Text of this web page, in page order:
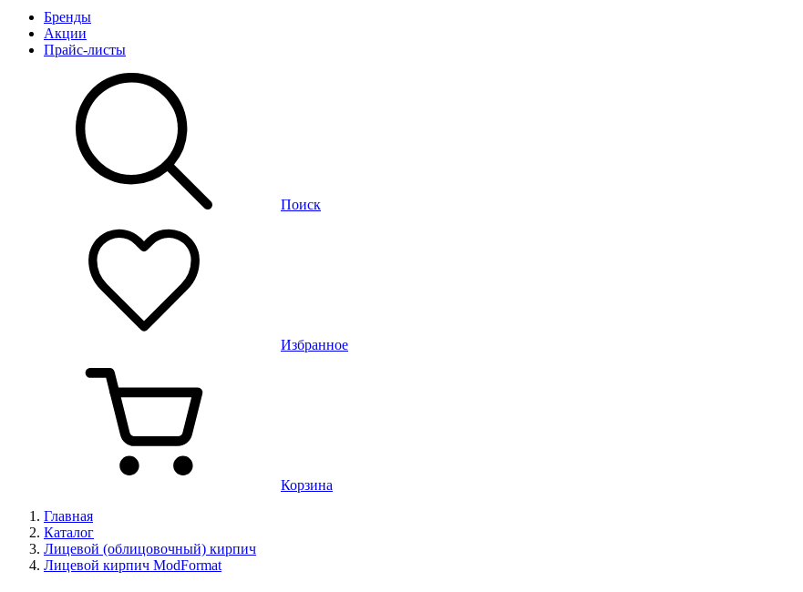
Бренды
Акции
Прайс-листы
Поиск
Избранное
Корзина
Главная
Каталог
Лицевой (облицовочный) кирпич
Лицевой кирпич ModFormat